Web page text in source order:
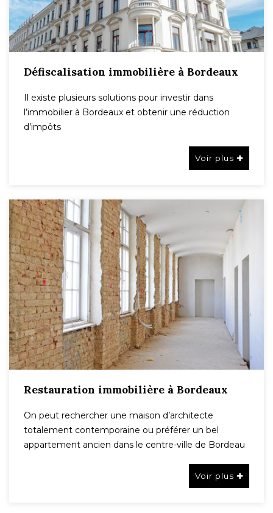
Défiscalisation immobilière à Bordeaux
Il existe plusieurs solutions pour investir dans
l’immobilier à Bordeaux et obtenir une réduction
d’impôts
Voir plus
Restauration immobilière à Bordeaux
On peut rechercher une maison d’architecte
totalement contemporaine ou préférer un bel
appartement ancien dans le centre-ville de Bordeau
Voir plus